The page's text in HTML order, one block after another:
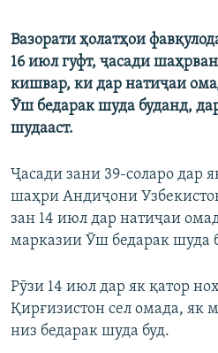
Вазорати ҳолатҳои
16 июл гуфт, ҷасади
кишвар, ки дар натиҷаи
Ӯш бедарак шуда буданд,
шудааст.
Ҷасади зани 39-соларо дар
шаҳри Андиҷони
зан 14 июл дар натиҷаи
марказии Ӯш бедарак шуда
Рӯзи 14 июл дар як қатор
Қирғизистон сел омада, як
низ бедарак шуда буд.